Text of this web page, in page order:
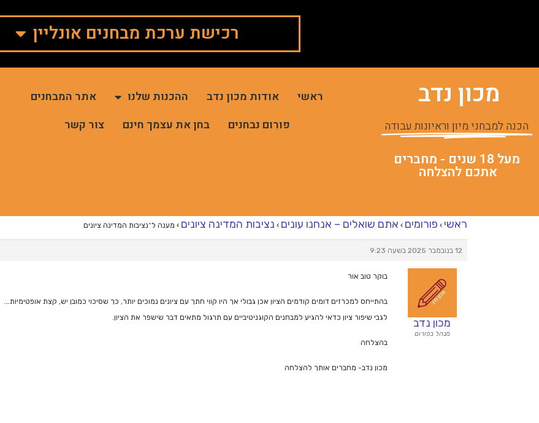
רכישת ערכת מבחנים אונליין
מכון נדב
הכנה למבחני מיון וראיונות עבודה
מעל 18 שנים - מחברים
אתכם להצלחה
ראשי אודות מכון נדב ההכנות שלנו
אתר המבחנים
פורום נבחנים
בחן את עצמך חינם צור קשר
ראשי › פורומים › אתם שואלים – אנחנו עונים › נציבות המדינה ציונים › מענה ל־נציבות המדינה ציונים
12 בנובמבר 2025 בשעה 9:23
מכון נדב
מנהל בפורום
בוקר טוב אור
בהתייחס למכרזים דומים קודמים הציון אכן גבולי אך היו קווי חתך עם ציונים נמוכים יותר, כך שסיכוי כמובן יש, קצת אופטימיות….
לגבי שיפור ציון כדאי להגיע למבחנים הקוגניטיביים עם תרגול מתאים דבר שישפר את הציון.
בהצלחה
מכון נדב- מחברים אותך להצלחה